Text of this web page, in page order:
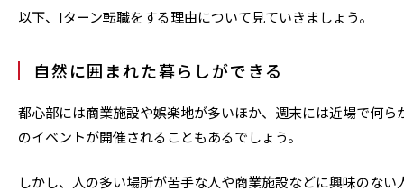
以下、Iターン転職をする理由について見ていきましょう。
自然に囲まれた暮らしができる
都心部には商業施設や娯楽地が多いほか、週末には近場で何ら
のイベントが開催されることもあるでしょう。
しかし、人の多い場所が苦手な人や商業施設などに興味のない